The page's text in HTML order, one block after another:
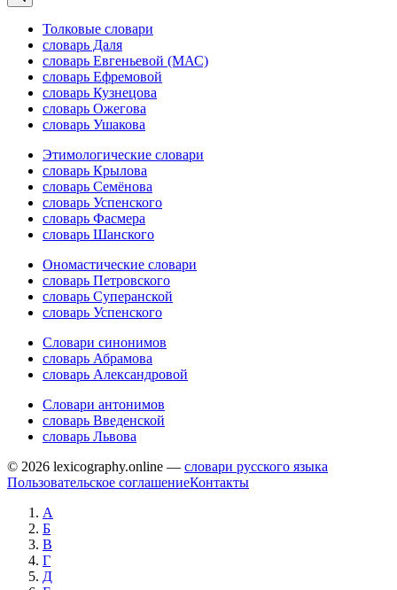
Толковые словари
словарь Даля
словарь Евгеньевой (МАС)
словарь Ефремовой
словарь Кузнецова
словарь Ожегова
словарь Ушакова
Этимологические словари
словарь Крылова
словарь Семёнова
словарь Успенского
словарь Фасмера
словарь Шанского
Ономастические словари
словарь Петровского
словарь Суперанской
словарь Успенского
Словари синонимов
словарь Абрамова
словарь Александровой
Словари антонимов
словарь Введенской
словарь Львова
© 2026 lexicography.online — словари русского языка
Пользовательское соглашениеКонтакты
А
Б
В
Г
Д